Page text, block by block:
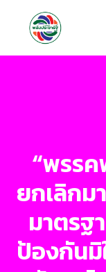
“พรรค
ยกเลิกม
มาตรฐ
ป้องกันมิ